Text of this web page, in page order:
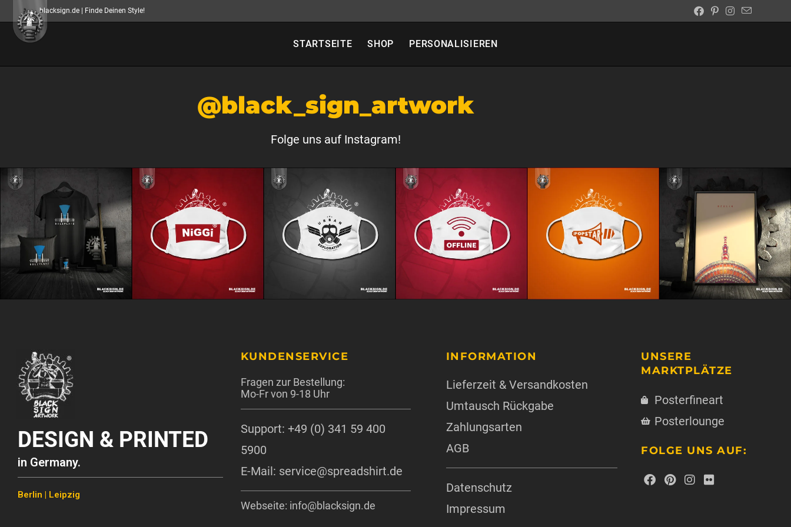
blacksign.de | Finde Deinen Style!
STARTSEITE SHOP PERSONALISIEREN
@black_sign_artwork
Folge uns auf Instagram!
DESIGN & PRINTED
in Germany.
Berlin | Leipzig
KUNDENSERVICE
Fragen zur Bestellung:
Mo-Fr von 9-18 Uhr
Support: +49 (0) 341 59 400
5900
E-Mail: service@spreadshirt.de
Webseite: info@blacksign.de
INFORMATION
Lieferzeit & Versandkosten
Umtausch Rückgabe
Zahlungsarten
AGB
Datenschutz
Impressum
UNSERE
MARKTPLÄTZE
Posterfineart
Posterlounge
FOLGE UNS AUF: